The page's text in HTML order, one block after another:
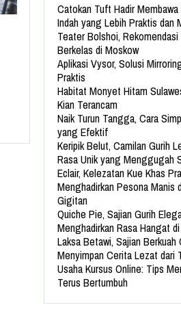
Catokan Tuft Hadir
Indah yang Lebih Praktis dan
Teater Bolshoi,
Berkelas di Moskow
Aplikasi Vysor, Solusi
Praktis
Habitat Monyet Hitam
Kian Terancam
Naik Turun Tangga, Cara
yang Efektif
Keripik Belut, Camilan Gurih
Rasa Unik yang Menggugah
Eclair, Kelezatan Kue Khas
Menghadirkan Pesona Manis
Gigitan
Quiche Pie, Sajian Gurih
Menghadirkan Rasa Hangat
Laksa Betawi, Sajian Berkuah
Menyimpan Cerita Lezat dari
Usaha Kursus Online: Tips
Terus Bertumbuh